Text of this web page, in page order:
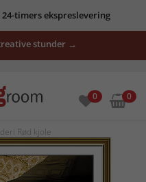
timers ekspreslevering
stunder →
0 0
Rød kjole